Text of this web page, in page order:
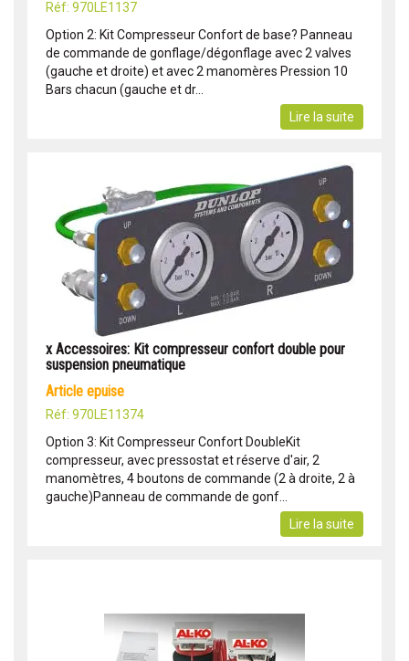
Réf: 970LE1137
Option 2: Kit Compresseur Confort de base? Panneau
de commande de gonflage/dégonflage avec 2 valves
(gauche et droite) et avec 2 manomères Pression 10
Bars chacun (gauche et dr...
Lire la suite
x Accessoires: Kit compresseur confort double pour
suspension pneumatique
article epuise
Réf: 970LE11374
Option 3: Kit Compresseur Confort DoubleKit
compresseur, avec pressostat et réserve d'air, 2
manomètres, 4 boutons de commande (2 à droite, 2 à
gauche)Panneau de commande de gonf...
Lire la suite